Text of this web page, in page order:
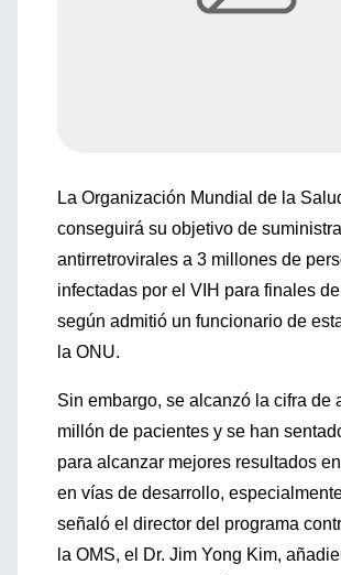
La Organización Mundial de la
conseguirá su objetivo de
antirretrovirales a 3 millones de
infectadas por el VIH para finales
según admitió un funcionario de
la ONU.
Sin embargo, se alcanzó la cifra de
millón de pacientes y se han
para alcanzar mejores resultados
en vías de desarrollo,
señaló el director del programa
la OMS, el Dr. Jim Yong Kim,